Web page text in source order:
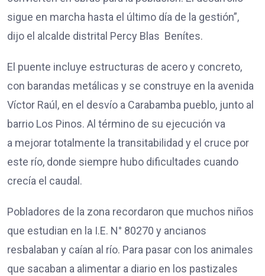
sigue en marcha hasta el último día de la gestión”,
dijo el alcalde distrital Percy Blas Benítes.
El puente incluye estructuras de acero y concreto,
con barandas metálicas y se construye en la avenida
Víctor Raúl, en el desvío a Carabamba pueblo, junto al
barrio Los Pinos. Al término de su ejecución va
a mejorar totalmente la transitabilidad y el cruce por
este río, donde siempre hubo dificultades cuando
crecía el caudal.
Pobladores de la zona recordaron que muchos niños
que estudian en la I.E. N° 80270 y ancianos
resbalaban y caían al río. Para pasar con los animales
que sacaban a alimentar a diario en los pastizales